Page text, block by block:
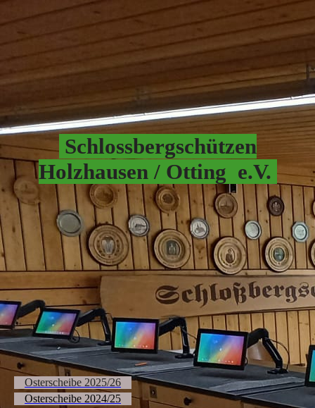
Schlossbergschützen
Holzhausen / Otting e.V.
Osterscheibe 2025/26
Osterscheibe 2024/25